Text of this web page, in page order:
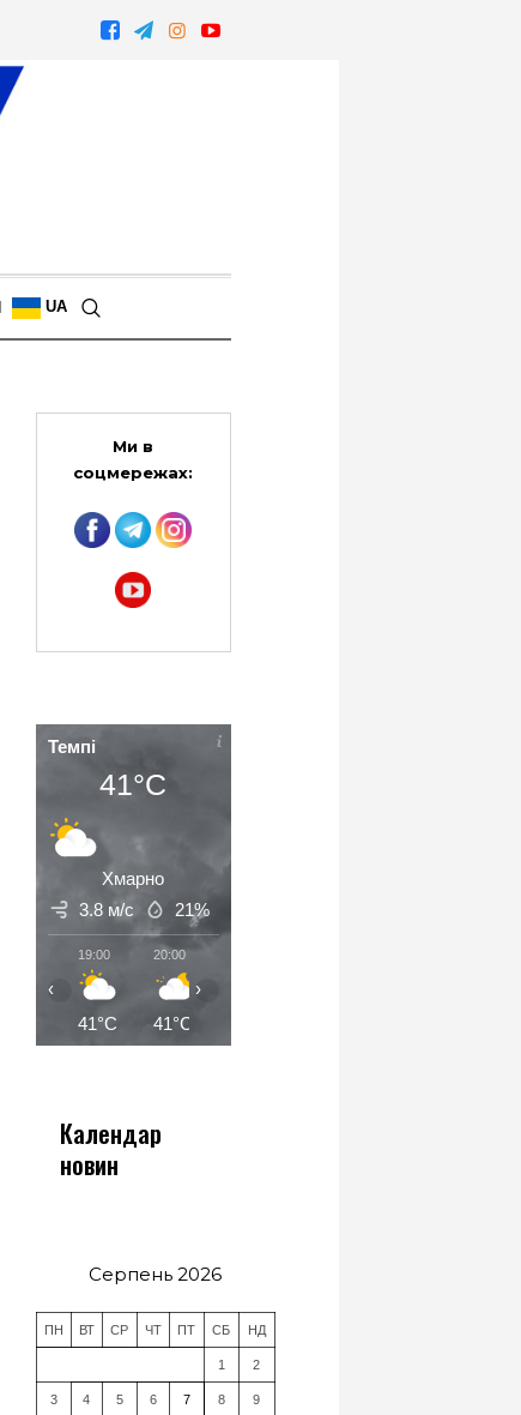
UA
Ми в
соцмережах:
Темпі
41°C
Хмарно
3.8 м/с
21%
19:00
41°C
20:00
41°C
‹ ›
Календар
новин
Серпень 2026
ПН ВТ СР ЧТ ПТ СБ НД
1 2
3 4 5 6 7 8 9